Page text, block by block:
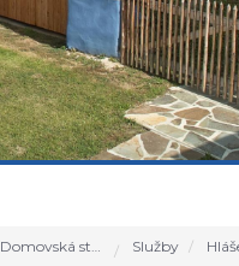
Domovská stránka Služby